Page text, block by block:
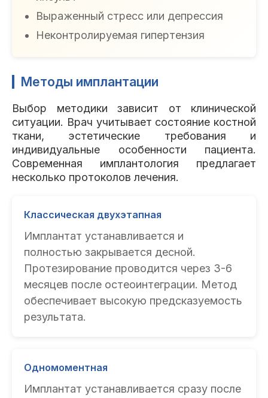
Выраженный стресс или депрессия
Неконтролируемая гипертензия
Методы имплантации
Выбор методики зависит от клинической
ситуации. Врач учитывает состояние костной
ткани, эстетические требования и
индивидуальные особенности пациента.
Современная имплантология предлагает
несколько протоколов лечения.
Классическая двухэтапная
Имплантат устанавливается и
полностью закрывается десной.
Протезирование проводится через 3-6
месяцев после остеоинтеграции. Метод
обеспечивает высокую предсказуемость
результата.
Одномоментная
Имплантат устанавливается сразу после